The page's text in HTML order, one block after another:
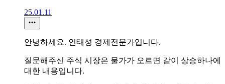
25.01.11
안녕하세요. 인태성 경제전문가입니다.
질문해주신 주식 시장은 물가가 오르면 같이 상승하나에
대한 내용입니다.